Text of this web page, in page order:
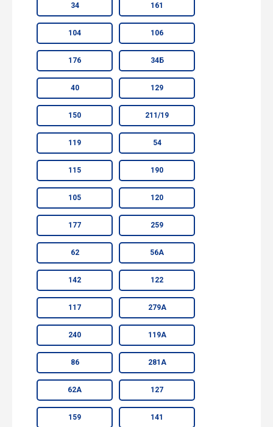
34 161
104 106
176 34Б
40 129
150 211/19
119 54
115 190
105 120
177 259
62 56А
142 122
117 279А
240 119А
86 281А
62А 127
159 141